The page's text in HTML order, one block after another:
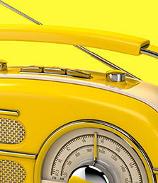
del soroll
mesurar el soroll en
per comprovar si es
que es va fer el 2022,
reguladora de sorolls.
amb un recurs de la
Segons les
fins a 4 mesuradors de
de l’entrada al barri